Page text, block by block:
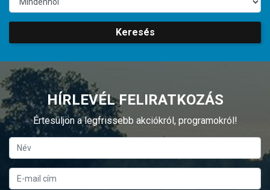
Keresés
HÍRLEVÉL FELIRATKOZÁS
Értesüljön a legfrissebb akciókról, programokról!